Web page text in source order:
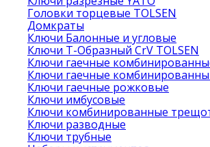
Головки торцевые TOLSEN
Домкраты
Ключи Балонные и угловые
Ключи Т-Образный CrV TOLSEN
Ключи гаечные
Ключи гаечные
Ключи гаечные рожковые
Ключи имбусовые
Ключи комбинированные
Ключи разводные
Ключи трубные